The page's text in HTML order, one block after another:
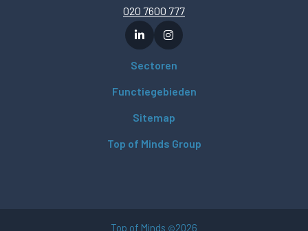
020 7600 777
Sectoren
Functiegebieden
Sitemap
Top of Minds Group
Top of Minds ©2026